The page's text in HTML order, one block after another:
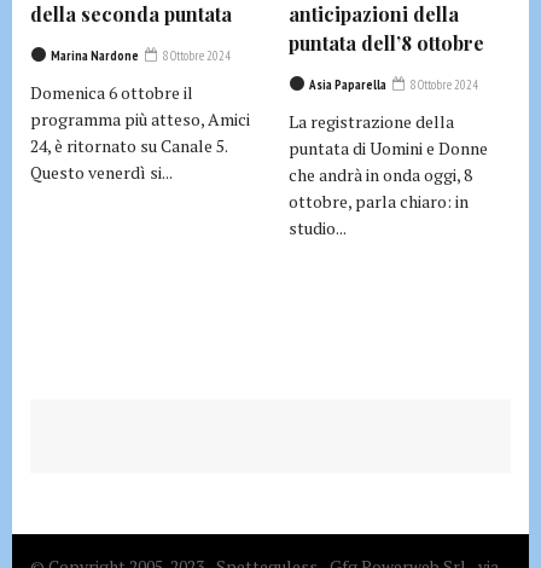
della seconda puntata
Marina Nardone 8 Ottobre 2024
Domenica 6 ottobre il
programma più atteso, Amici
24, è ritornato su Canale 5.
Questo venerdì si...
anticipazioni della
puntata dell’8 ottobre
Asia Paparella 8 Ottobre 2024
La registrazione della
puntata di Uomini e Donne
che andrà in onda oggi, 8
ottobre, parla chiaro: in
studio...